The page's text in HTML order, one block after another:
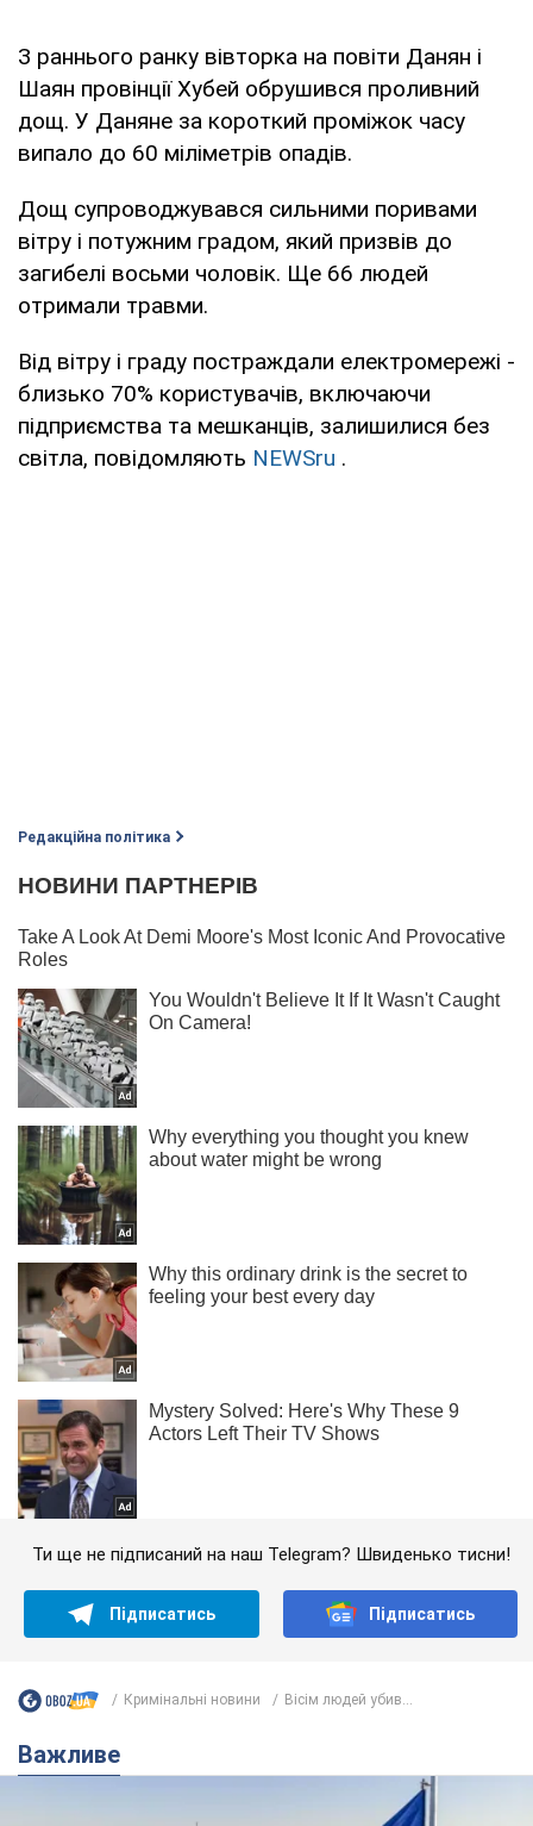
З раннього ранку вівторка на повіти Данян і
Шаян провінції Хубей обрушився проливний
дощ. У Даняне за короткий проміжок часу
випало до 60 міліметрів опадів.
Дощ супроводжувався сильними поривами
вітру і потужним градом, який призвів до
загибелі восьми чоловік. Ще 66 людей
отримали травми.
Від вітру і граду постраждали електромережі -
близько 70% користувачів, включаючи
підприємства та мешканців, залишилися без
світла, повідомляють NEWSru .
Редакційна політика
Ти ще не підписаний на наш Telegram? Швиденько тисни!
Підписатись Підписатись
Кримінальні новини Вісім людей убив...
Важливе